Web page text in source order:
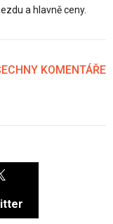
a hlavně ceny.
KOMENTÁŘE